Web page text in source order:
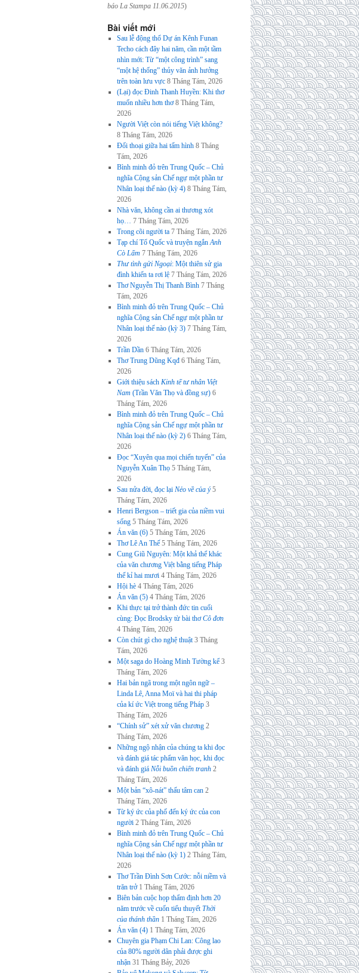
báo La Stampa 11.06.2015)
Bài viết mới
Sau lễ động thổ Dự án Kênh Funan
Techo cách đây hai năm, cần một tầm
nhìn mới: Từ “một công trình” sang
“một hệ thống” thủy văn ảnh hưởng
trên toàn lưu vực 8 Tháng Tám, 2026
(Lại) đọc Đinh Thanh Huyền: Khi thơ
muốn nhiều hơn thơ 8 Tháng Tám,
2026
Người Việt còn nói tiếng Việt không?
8 Tháng Tám, 2026
Đối thoại giữa hai tấm hình 8 Tháng
Tám, 2026
Bình minh đỏ trên Trung Quốc – Chủ
nghĩa Cộng sản Chế ngự một phần tư
Nhân loại thế nào (kỳ 4) 8 Tháng Tám,
2026
Nhà văn, không cần ai thương xót
họ… 7 Tháng Tám, 2026
Trong cõi người ta 7 Tháng Tám, 2026
Tạp chí Tổ Quốc và truyện ngắnAnh
Cò Lấm 7 Tháng Tám, 2026
Thư tình gửi Ngoại: Một thiên sử gia
đình khiến ta rơi lệ 7 Tháng Tám, 2026
Thơ Nguyễn Thị Thanh Bình 7 Tháng
Tám, 2026
Bình minh đỏ trên Trung Quốc – Chủ
nghĩa Cộng sản Chế ngự một phần tư
Nhân loại thế nào (kỳ 3) 7 Tháng Tám,
2026
Trần Dần 6 Tháng Tám, 2026
Thơ Trung Dũng Kqđ 6 Tháng Tám,
2026
Giới thiệu sách Kinh tế tư nhân Việt
Nam (Trần Văn Thọ và đồng sự) 6
Tháng Tám, 2026
Bình minh đỏ trên Trung Quốc – Chủ
nghĩa Cộng sản Chế ngự một phần tư
Nhân loại thế nào (kỳ 2) 6 Tháng Tám,
2026
Đọc “Xuyên qua mọi chiến tuyến” của
Nguyễn Xuân Thọ 5 Tháng Tám,
2026
Sau nửa đời, đọc lại Nẻo về của ý 5
Tháng Tám, 2026
Henri Bergson – triết gia của niềm vui
sống 5 Tháng Tám, 2026
Án văn (6) 5 Tháng Tám, 2026
Thơ Lê An Thế 5 Tháng Tám, 2026
Cung Giũ Nguyên: Một khả thể khác
của văn chương Việt bằng tiếng Pháp
thế kỉ hai mươi 4 Tháng Tám, 2026
Hội hè 4 Tháng Tám, 2026
Án văn (5) 4 Tháng Tám, 2026
Khi thực tại trở thành đức tin cuối
cùng: Đọc Brodsky từ bài thơCô đơn
4 Tháng Tám, 2026
Còn chút gì cho nghệ thuật 3 Tháng
Tám, 2026
Một saga do Hoàng Minh Tường kể 3
Tháng Tám, 2026
Hai bản ngã trong một ngôn ngữ –
Linda Lê, Anna Moï và hai thi pháp
của kí ức Việt trong tiếng Pháp 3
Tháng Tám, 2026
“Chính sử” xét xử văn chương 2
Tháng Tám, 2026
Những ngộ nhận của chúng ta khi đọc
và đánh giá tác phẩm văn học, khi đọc
và đánh giá Nỗi buồn chiến tranh 2
Tháng Tám, 2026
Một bản “xô-nát” thấu tâm can 2
Tháng Tám, 2026
Từ ký ức của phố đến ký ức của con
người 2 Tháng Tám, 2026
Bình minh đỏ trên Trung Quốc – Chủ
nghĩa Cộng sản Chế ngự một phần tư
Nhân loại thế nào (kỳ 1) 2 Tháng Tám,
2026
Thơ Trần Đình Sơn Cước: nỗi niềm và
trăn trở 1 Tháng Tám, 2026
Biên bản cuộc họp thẩm định hơn 20
năm trước về cuốn tiểu thuyếtThời
của thánh thần 1 Tháng Tám, 2026
Án văn (4) 1 Tháng Tám, 2026
Chuyên gia Phạm Chi Lan: Công lao
của 80% người dân phải được ghi
nhận 31 Tháng Bảy, 2026